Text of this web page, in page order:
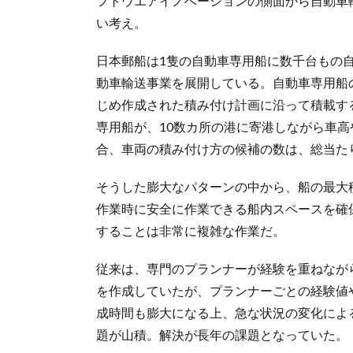
い考え。
日本郵船は1隻の自動車専用船に数千台もの
動車輸送事業を展開している。自動車専用
じめ作成された積み付け計画に沿って積載
専用船が、10数カ所の港に寄港しながら車
合、車両の積み付け方の候補の数は、総当
そうした膨大なパターンの中から、船の最
作業時に安全に作業できる船内スペースを
することは非常に複雑な作業だ。
従来は、専門のプランナーが経験を重ねな
を作成していたが、プランナーごとの経験
成時間も膨大になる上、急な状況の変化に
題が山積。解決が長年の課題となっていた。